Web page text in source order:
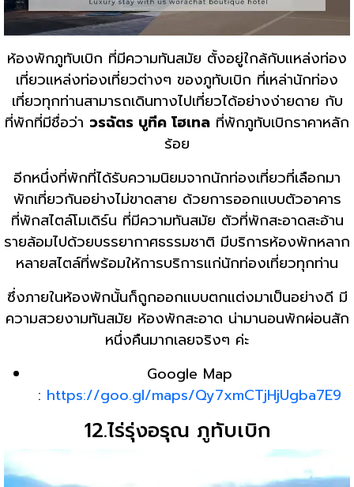
ห้องพักภูทับเบิก ที่มีความทันสมัย ตั้งอยู่ใกล้กับแหล่งท่อง
เที่ยวแหล่งท่องเที่ยวต่างๆ ของภูทับเบิก ที่เหล่านักท่อง
เที่ยวทุกท่านสามารถเดินทางไปเที่ยวได้อย่างง่ายดาย กับ
ที่พักที่มีชื่อว่า วรฉัตร บูทีค โฮเทล ที่พักภูทับเบิกราคาหลัก
ร้อย
อีกหนึ่งที่พักที่ได้รับความนิยมจากนักท่องเที่ยวที่เลือกมา
พักเที่ยวกันอย่างไม่ขาดสาย ด้วยการออกแบบตัวอาคาร
ที่พักสไตล์โมเดิร์น ที่มีความทันสมัย ตัวที่พักสะอาดสะอ้าน
รายล้อมไปด้วยบรรยากาศธรรมชาติ มีบริการห้องพักหลาก
หลายสไตล์ที่พร้อมให้การบริการแก่นักท่องเที่ยวทุกท่าน
ซึ่งภายในห้องพักนั้นก็ถูกออกแบบตกแต่งมาเป็นอย่างดี มี
ความสวยงามทันสมัย ห้องพักสะอาด น่ามานอนพักผ่อนสัก
หนึ่งคืนมากเลยจริงๆ ค่ะ
Google Map
: https://goo.gl/maps/Qy7xmCTjHjUgba7E9
12.ไร่รุ่งอรุณ ภูทับเบิก